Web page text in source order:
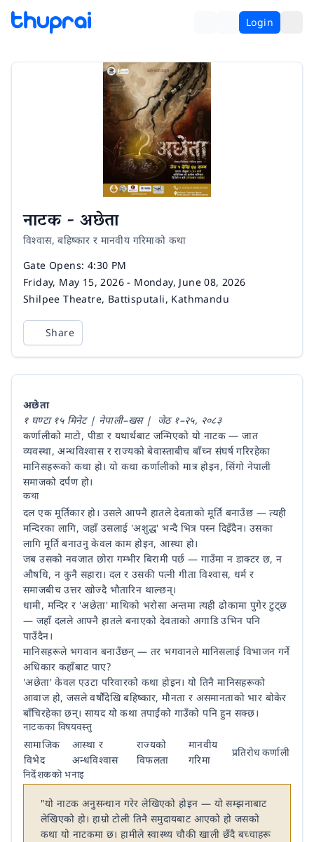
Login
नाटक - अछेता
विश्वास, बहिष्कार र मानवीय गरिमाको कथा
Time
Gate Opens: 4:30 PM
Date
Friday, May 15, 2026 - Monday, June 08, 2026
Venue
Shilpee Theatre, Battisputali, Kathmandu
Share
अछेता
१ घण्टा १५ मिनेट | नेपाली–खस | जेठ १–२५, २०८३
कर्णालीको माटो, पीडा र यथार्थबाट जन्मिएको यो नाटक — जात
व्यवस्था, अन्धविश्वास र राज्यको बेवास्ताबीच बाँच्न संघर्ष गरिरहेका
मानिसहरूको कथा हो। यो कथा कर्णालीको मात्र होइन, सिंगो नेपाली
समाजको दर्पण हो।
कथा
दल एक मूर्तिकार हो। उसले आफ्नै हातले देवताको मूर्ति बनाउँछ — त्यही
मन्दिरका लागि, जहाँ उसलाई 'अशुद्ध' भन्दै भित्र पस्न दिइँदैन। उसका
लागि मूर्ति बनाउनु केवल काम होइन, आस्था हो।
जब उसको नवजात छोरा गम्भीर बिरामी पर्छ — गाउँमा न डाक्टर छ, न
औषधि, न कुनै सहारा। दल र उसकी पत्नी गीता विश्वास, धर्म र
समाजबीच उत्तर खोज्दै भौतारिन थाल्छन्।
धामी, मन्दिर र 'अछेता' माथिको भरोसा अन्तमा त्यही ढोकामा पुगेर टुट्छ
— जहाँ दलले आफ्नै हातले बनाएको देवताको अगाडि उभिन पनि
पाउँदैन।
मानिसहरूले भगवान बनाउँछन् — तर भगवानले मानिसलाई विभाजन गर्ने
अधिकार कहाँबाट पाए?
'अछेता' केवल एउटा परिवारको कथा होइन। यो तिनै मानिसहरूको
आवाज हो, जसले वर्षौंदेखि बहिष्कार, मौनता र असमानताको भार बोकेर
बाँचिरहेका छन्। सायद यो कथा तपाईंको गाउँको पनि हुन सक्छ।
नाटकका विषयवस्तु
सामाजिक
विभेद
आस्था र
अन्धविश्वास
राज्यको
विफलता
मानवीय
गरिमा
प्रतिरोधकर्णाली
निर्देशकको भनाइ
"यो नाटक अनुसन्धान गरेर लेखिएको होइन — यो सम्झनाबाट
लेखिएको हो। हाम्रो टोली तिनै समुदायबाट आएको हो जसको
कथा यो नाटकमा छ। हामीले स्वास्थ्य चौकी खाली छँदै बच्चाहरू